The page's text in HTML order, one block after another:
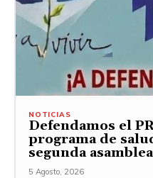
NOTICIAS
Defendamos el
programa de
segunda asamblea
5 Agosto, 2026